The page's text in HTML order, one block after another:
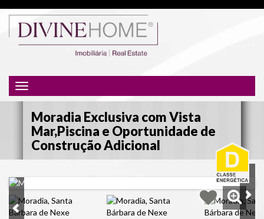
navigation
Moradia Exclusiva com Vista
Mar,Piscina e Oportunidade de
Construção Adicional